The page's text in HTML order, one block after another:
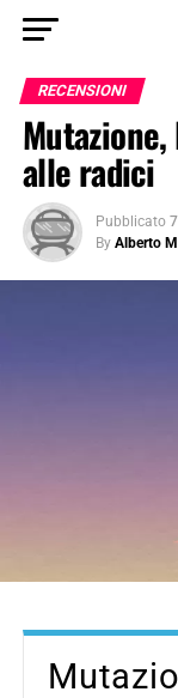
RECENSIONI
alle radici
Pubblicato
By Alberto